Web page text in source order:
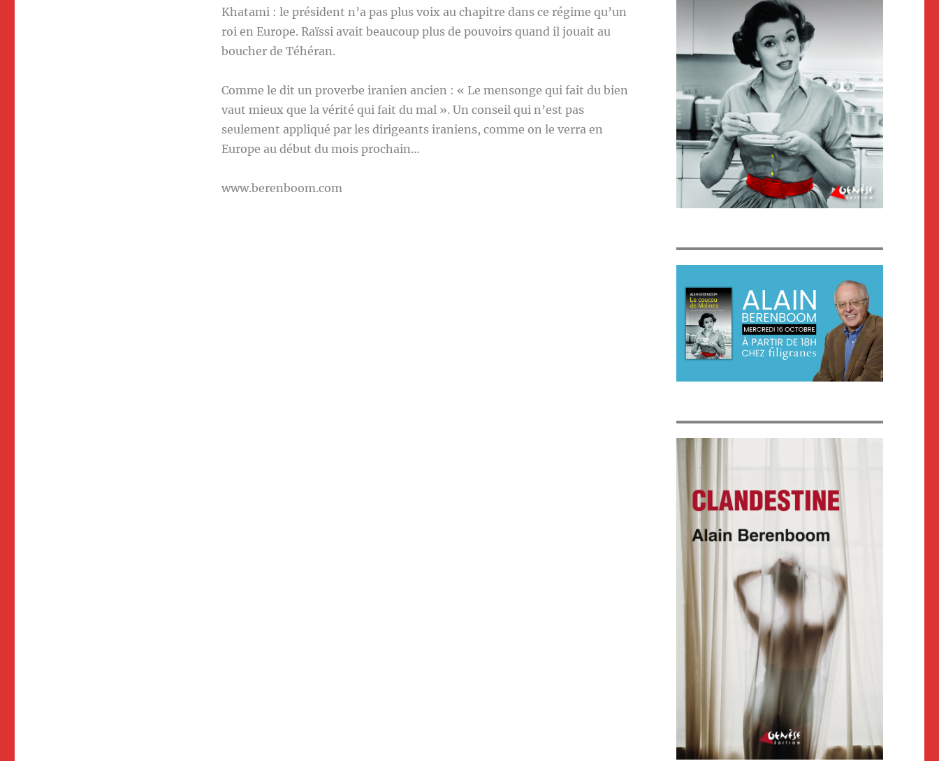
Khatami : le président n’a pas plus voix au chapitre dans ce régime qu’un
roi en Europe. Raïssi avait beaucoup plus de pouvoirs quand il jouait au
boucher de Téhéran.
Comme le dit un proverbe iranien ancien : « Le mensonge qui fait du bien
vaut mieux que la vérité qui fait du mal ». Un conseil qui n’est pas
seulement appliqué par les dirigeants iraniens, comme on le verra en
Europe au début du mois prochain…
www.berenboom.com